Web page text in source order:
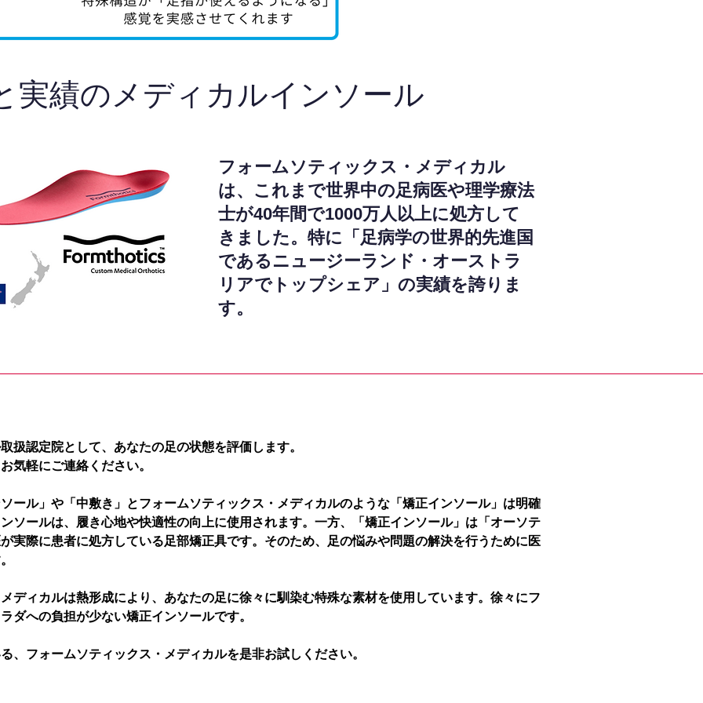
実績のメディカルインソール
フォームソティックス・メディカル
は、これまで世界中の足病医や理学療法
士が40年間で1000万人以上に処方して
きました。特に「足病学の世界的先進国
であるニュージーランド・オーストラ
リアでトップシェア」の実績を誇りま
す。
扱認定院として、あなたの足の状態を評価します。
気軽にご連絡ください。
ール」や「中敷き」とフォームソティックス・メディカルのような「矯正インソール」は明確
ソールは、履き心地や快適性の向上に使用されます。一方、「矯正インソール」は「オーソテ
実際に患者に処方している足部矯正具です。そのため、足の悩みや問題の解決を行うために医
ディカルは熱形成により、あなたの足に徐々に馴染む特殊な素材を使用しています。徐々にフ
ダへの負担が少ない矯正インソールです。
、フォームソティックス・メディカルを是非お試しください。